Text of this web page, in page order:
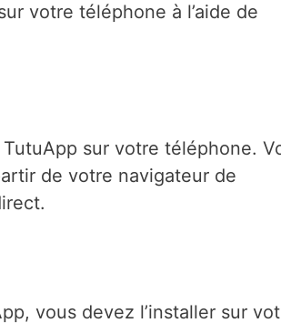
votre téléphone à l’aide de
sur votre téléphone.
de votre navigateur de
vous devez l’installer sur